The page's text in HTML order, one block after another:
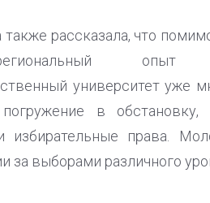
рассказала, что
опыт
университет уже
в
избирательные права.
за выборами различного